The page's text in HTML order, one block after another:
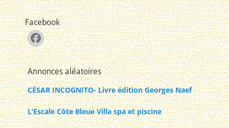
Facebook
Facebook
Annonces aléatoires
CÉSAR INCOGNITO- Livre édition Georges Naef
L’Escale Côte Bleue Villa spa et piscine